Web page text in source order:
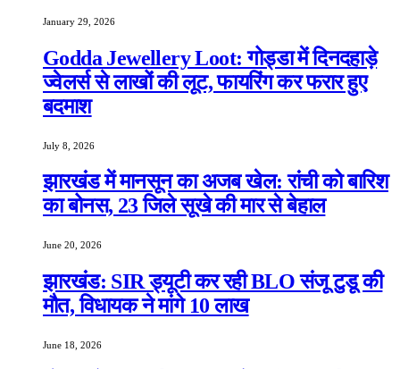
January 29, 2026
Godda Jewellery Loot: गोड्डा में दिनदहाड़े
ज्वेलर्स से लाखों की लूट, फायरिंग कर फरार हुए
बदमाश
July 8, 2026
झारखंड में मानसून का अजब खेल: रांची को बारिश
का बोनस, 23 जिले सूखे की मार से बेहाल
June 20, 2026
झारखंड: SIR ड्यूटी कर रही BLO संजू टुडू की
मौत, विधायक ने मांगे 10 लाख
June 18, 2026